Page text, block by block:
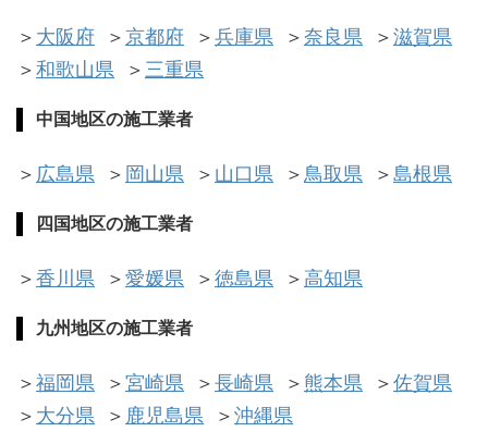
＞ 大阪府 ＞京都府 ＞兵庫県 ＞奈良県 ＞滋賀県
＞和歌山県 ＞ 三重県
中国地区の施工業者
＞ 広島県 ＞ 岡山県 ＞ 山口県 ＞ 鳥取県 ＞島根県
四国地区の施工業者
＞香川県 ＞愛媛県 ＞徳島県 ＞ 高知県
九州地区の施工業者
＞福岡県 ＞宮崎県 ＞長崎県 ＞ 熊本県 ＞佐賀県
＞ 大分県 ＞ 鹿児島県 ＞沖縄県